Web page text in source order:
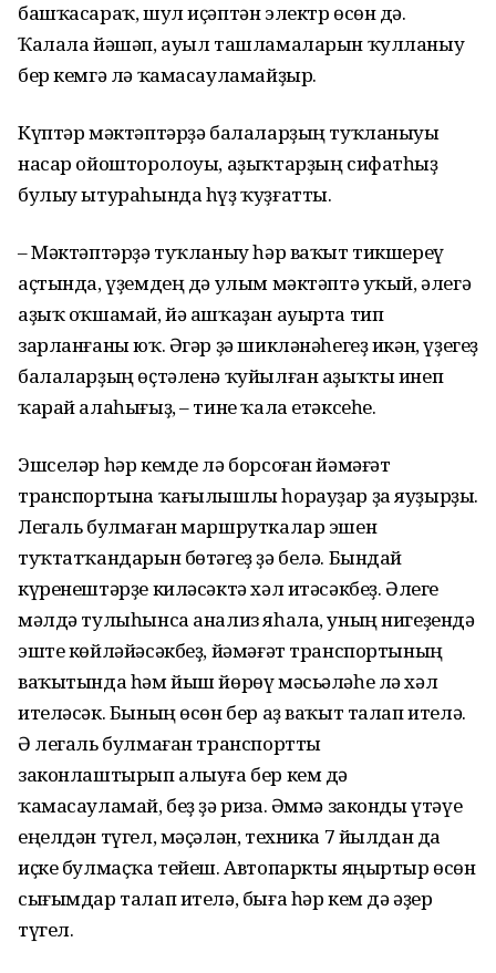
башҡасараҡ, шул иҫәптән электр өсөн дә.
Ҡалала йәшәп, ауыл ташламаларын ҡулланыу
бер кемгә лә ҡамасауламайҙыр.
Күптәр мәктәптәрҙә балаларҙың туҡланыуы
насар ойошторолоуы, аҙыҡтарҙың сифатһыҙ
булыу ытураһында һүҙ ҡуҙғатты.
– Мәктәптәрҙә туҡланыу һәр ваҡыт тикшереү
аҫтында, үҙемдең дә улым мәктәптә уҡый, әлегә
аҙыҡ оҡшамай, йә ашҡаҙан ауырта тип
зарланғаны юҡ. Әгәр ҙә шикләнәһегеҙ икән, үҙегеҙ
балаларҙың өҫтәленә ҡуйылған аҙыҡты инеп
ҡарай алаһығыҙ, – тине ҡала етәксеһе.
Эшселәр һәр кемде лә борсоған йәмәғәт
транспортына ҡағылышлы һорауҙар ҙа яуҙырҙы.
Легаль булмаған маршруткалар эшен
туҡтатҡандарын бөтәгеҙ ҙә белә. Бындай
күренештәрҙе киләсәктә хәл итәсәкбеҙ. Әлеге
мәлдә тулыһынса анализ яһала, уның нигеҙендә
эште көйләйәсәкбеҙ, йәмәғәт транспортының
ваҡытында һәм йыш йөрөү мәсьәләһе лә хәл
ителәсәк. Бының өсөн бер аҙ ваҡыт талап ителә.
Ә легаль булмаған транспортты
законлаштырып алыуға бер кем дә
ҡамасауламай, беҙ ҙә риза. Әммә законды үтәүе
еңелдән түгел, мәҫәлән, техника 7 йылдан да
иҫке булмаҫҡа тейеш. Автопаркты яңыртыр өсөн
сығымдар талап ителә, быға һәр кем дә әҙер
түгел.